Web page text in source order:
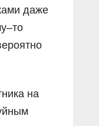
даже
на